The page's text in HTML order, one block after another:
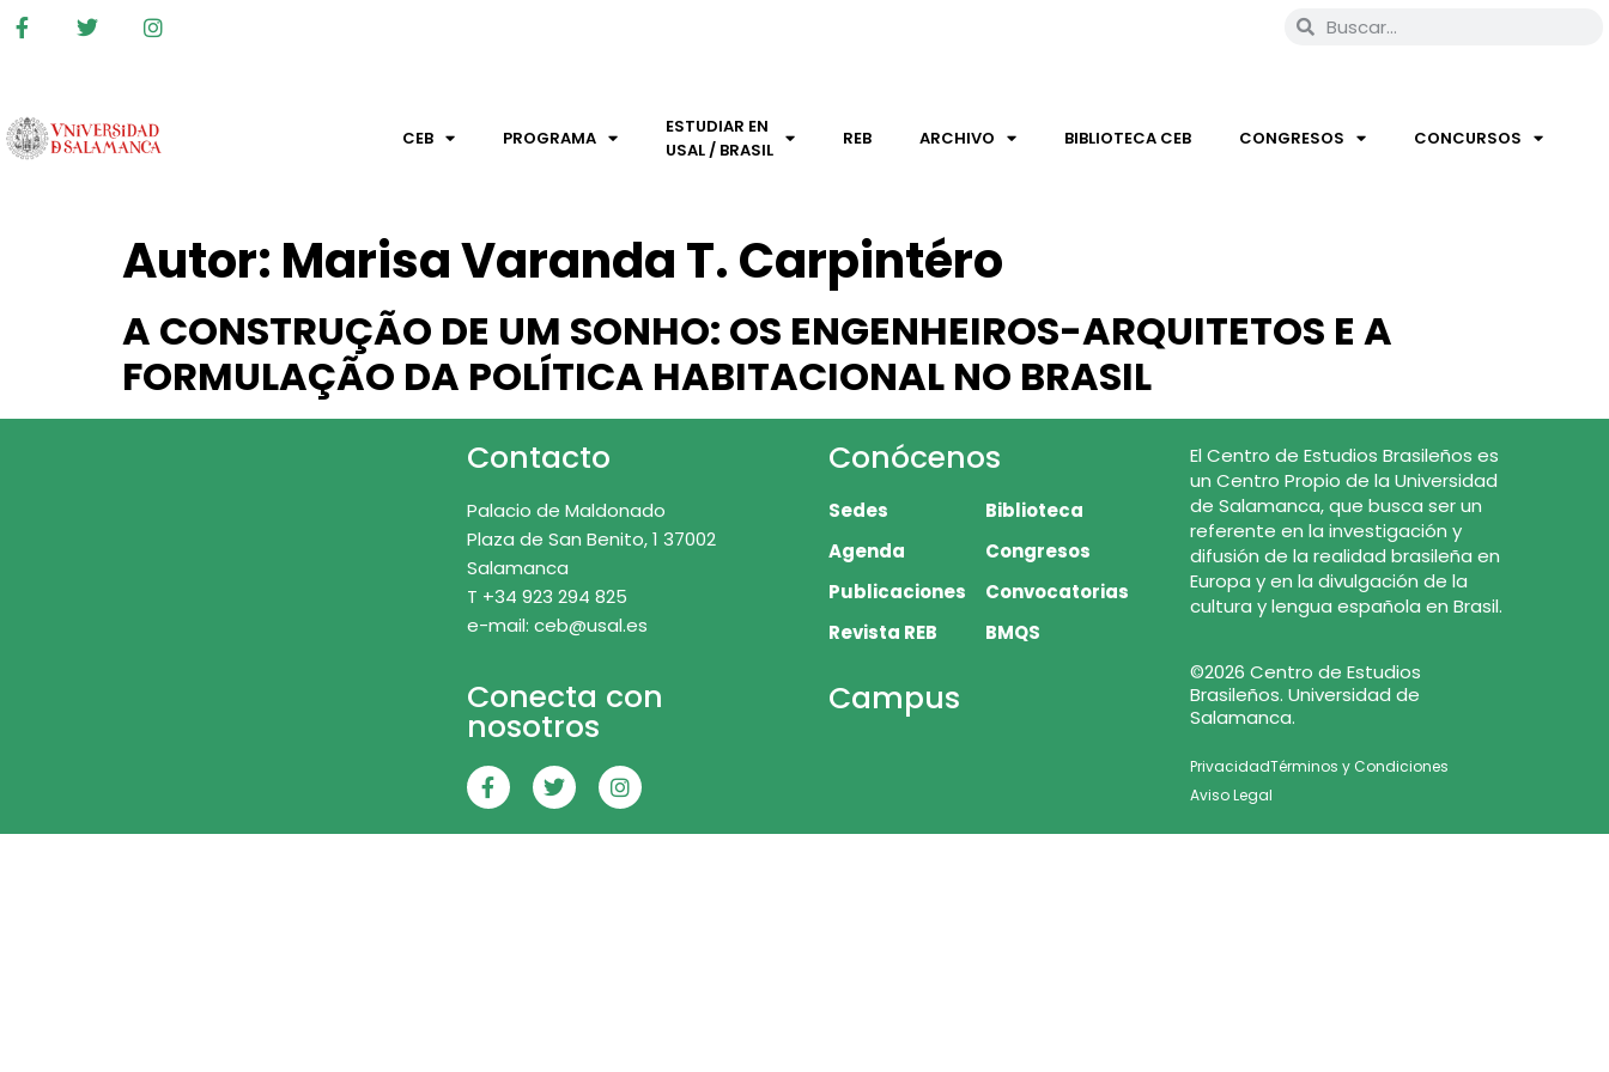
CEB PROGRAMA
ESTUDIAR EN
USAL / BRASIL
REB ARCHIVO BIBLIOTECA CEB CONGRESOS CONCURSOS
Autor: Marisa Varanda T. Carpintéro
A CONSTRUÇÃO DE UM SONHO: OS ENGENHEIROS-ARQUITETOS E A
FORMULAÇÃO DA POLÍTICA HABITACIONAL NO BRASIL
Contacto
Palacio de Maldonado
Plaza de San Benito, 1 37002
Salamanca
T +34 923 294 825
e-mail: ceb@usal.es
Conecta con
nosotros
Conócenos
Sedes
Agenda
Publicaciones
Revista REB
Biblioteca
Congresos
Convocatorias
BMQS
Campus
El Centro de Estudios Brasileños es
un Centro Propio de la Universidad
de Salamanca, que busca ser un
referente en la investigación y
difusión de la realidad brasileña en
Europa y en la divulgación de la
cultura y lengua española en Brasil.
©2026 Centro de Estudios
Brasileños. Universidad de
Salamanca.
PrivacidadTérminos y Condiciones
Aviso Legal